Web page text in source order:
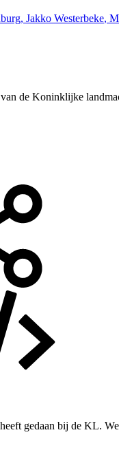
, Jakko Westerbeke,
de Koninklijke
gedaan bij de KL.